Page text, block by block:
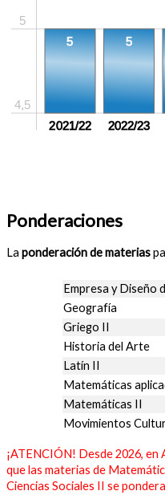
4,5
5
5
5
2021/22 2022/23
Ponderaciones
La ponderación de materias
Empresa y Diseño
Geografía
Griego II
Historia del Arte
Latín II
Matemáticas
Matemáticas II
Movimientos
¡ATENCIÓN! Desde 2026, en
que las materias de
Ciencias Sociales II se